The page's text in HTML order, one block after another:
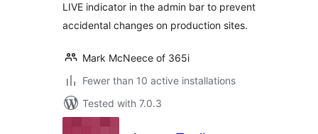
LIVE indicator in the admin bar to prevent
accidental changes on production sites.
Mark McNeece of 365i
Fewer than 10 active installations
Tested with 7.0.3